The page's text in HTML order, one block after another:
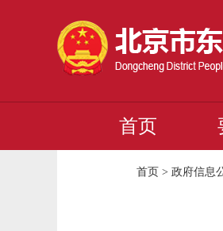
首页
首页 > 政府信息